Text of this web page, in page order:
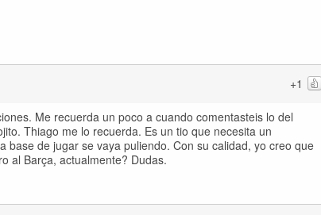
+1
Me recuerda un poco a cuando comentasteis lo del
Thiago me lo recuerda. Es un tio que necesita un
base de jugar se vaya puliendo. Con su calidad, yo creo que
al Barça, actualmente? Dudas.